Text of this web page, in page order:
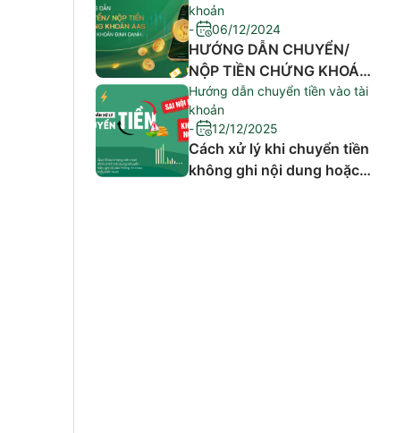
khoản
-
06/12/2024
HƯỚNG DẪN CHUYỂN/
NỘP TIỀN CHỨNG KHOÁN
AAS QUA TÀI KHOẢN
ĐỊNH DANH
TECHCOMBANK & BIDV
Hướng dẫn chuyển tiền vào tài
khoản
-
12/12/2025
Cách xử lý khi chuyển tiền
không ghi nội dung hoặc